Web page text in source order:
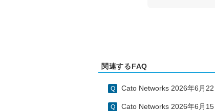
関連するFAQ
Cato Networks 2026年6月
Cato Networks 2026年6月